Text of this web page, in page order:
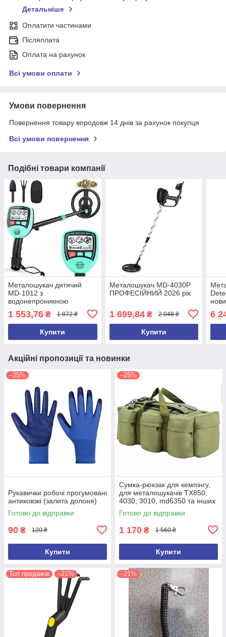
Детальніше
Оплатити частинами
Післяплата
Оплата на рахунок
Всі умови оплати
Умови повернення
Повернення товару впродовж 14 днів за рахунок покупця
Всі умови повернення
Подібні товари компанії
Металошукач дитячий
MD-1012 з
водонепроникною
дискримінацією (2026)
1 553,76 ₴ 1 872 ₴
Купити
Металошукач MD-4030P
ПРОФЕСІЙНИЙ 2026 рік
1 699,84₴ 2 048 ₴
Купити
6
Акційні пропозиції та новинки
–25%
Рукавички робочі прогумовані
антиковзкі (залита долоня)
Готово до відправки
90 ₴ 120 ₴
Купити
–25%
Сумка-рюкзак для кемпінгу,
для металошукачів TX850,
4030, 3010, md6350 та інших
(ємність 100 л)
Готово до відправки
1 170 ₴ 1 560 ₴
Купити
Топ продажів –21% –21%